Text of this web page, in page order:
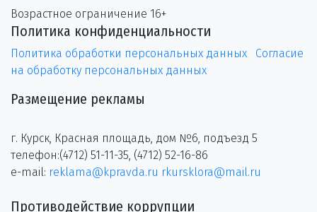
Возрастное ограничение 16+
Политика конфиденциальности
Политика обработки персональных данных
Согласие
на обработку персональных данных
Размещение рекламы
г. Курск, Красная площадь, дом №6, подъезд 5
телефон:(4712) 51-11-35, (4712) 52-16-86
e-mail: reklama@kpravda.ru rkursklora@mail.ru
Противодействие коррупции